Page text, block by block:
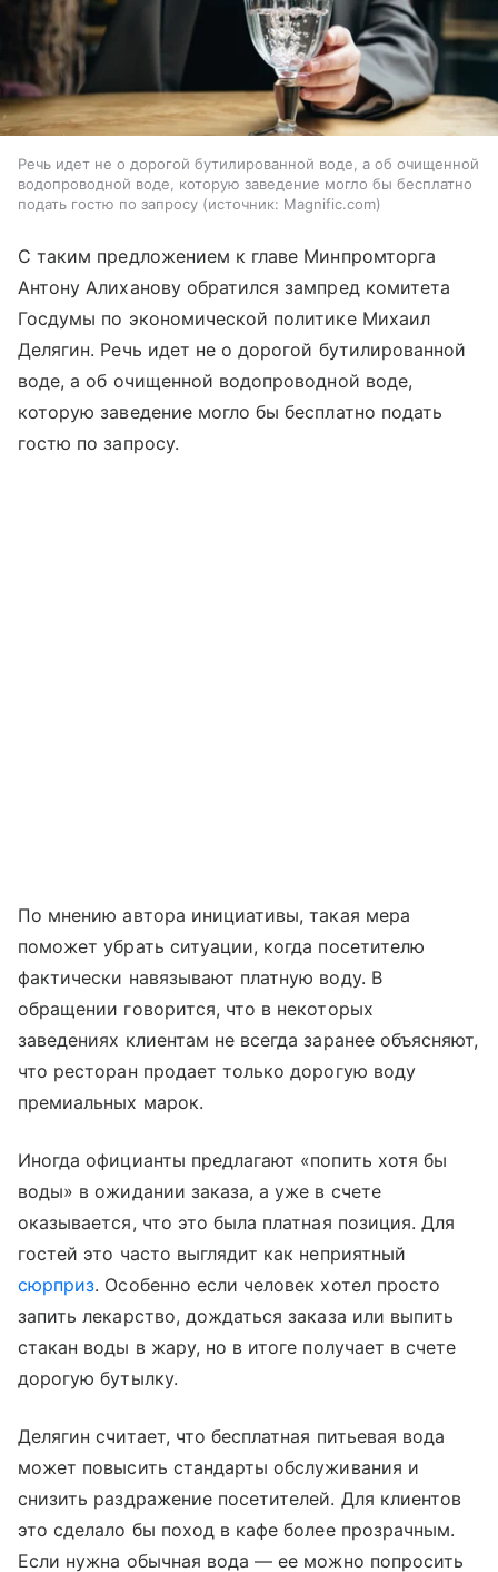
Речь идет не о дорогой бутилированной воде, а об очищенной
водопроводной воде, которую заведение могло бы бесплатно
подать гостю по запросу
источник: Magnific.com
С таким предложением к главе Минпромторга
Антону Алиханову обратился зампред комитета
Госдумы по экономической политике Михаил
Делягин. Речь идет не о дорогой бутилированной
воде, а об очищенной водопроводной воде,
которую заведение могло бы бесплатно подать
гостю по запросу.
По мнению автора инициативы, такая мера
поможет убрать ситуации, когда посетителю
фактически навязывают платную воду. В
обращении говорится, что в некоторых
заведениях клиентам не всегда заранее объясняют,
что ресторан продает только дорогую воду
премиальных марок.
Иногда официанты предлагают «попить хотя бы
воды» в ожидании заказа, а уже в счете
оказывается, что это была платная позиция. Для
гостей это часто выглядит как неприятный
сюрприз. Особенно если человек хотел просто
запить лекарство, дождаться заказа или выпить
стакан воды в жару, но в итоге получает в счете
дорогую бутылку.
Делягин считает, что бесплатная питьевая вода
может повысить стандарты обслуживания и
снизить раздражение посетителей. Для клиентов
это сделало бы поход в кафе более прозрачным.
Если нужна обычная вода — ее можно попросить